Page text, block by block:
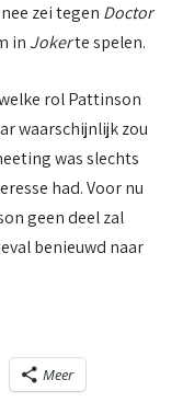
zei tegen Doctor
in Jokerte spelen.
rol Pattinson
waarschijnlijk zou
was slechts
had. Voor nu
geen deel zal
benieuwd naar
Meer